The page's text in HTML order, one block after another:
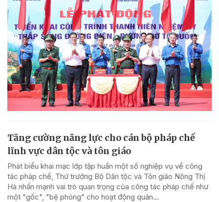
Tăng cường năng lực cho cán bộ pháp chế
lĩnh vực dân tộc và tôn giáo
Phát biểu khai mạc lớp tập huấn một số nghiệp vụ về công
tác pháp chế, Thứ trưởng Bộ Dân tộc và Tôn giáo Nông Thị
Hà nhấn mạnh vai trò quan trọng của công tác pháp chế như
một "gốc", "bệ phóng" cho hoạt động quản...